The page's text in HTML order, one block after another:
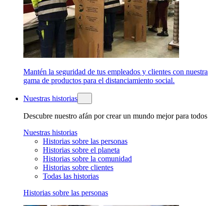
Mantén la seguridad de tus empleados y clientes con nuestra
gama de productos para el distanciamiento social.
Nuestras historias
Descubre nuestro afán por crear un mundo mejor para todos
Nuestras historias
Historias sobre las personas
Historias sobre el planeta
Historias sobre la comunidad
Historias sobre clientes
Todas las historias
Historias sobre las personas